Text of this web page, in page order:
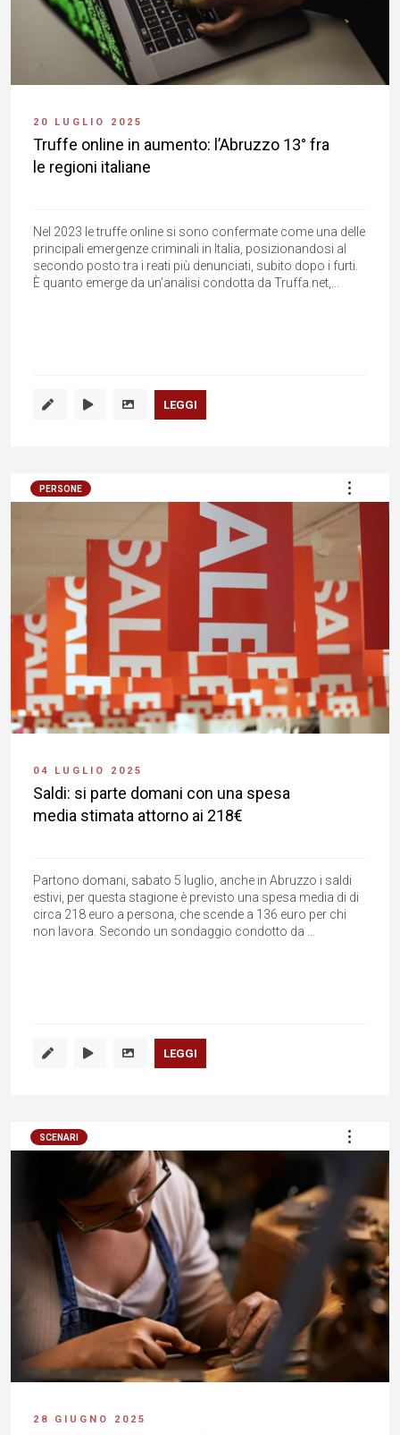
20 LUGLIO 2025
Truffe online in aumento: l’Abruzzo 13° fra
le regioni italiane
Nel 2023 le truffe online si sono confermate come una delle
principali emergenze criminali in Italia, posizionandosi al
secondo posto tra i reati più denunciati, subito dopo i furti.
È quanto emerge da un’analisi condotta da Truffa.net,...
LEGGI
PERSONE
04 LUGLIO 2025
Saldi: si parte domani con una spesa
media stimata attorno ai 218€
Partono domani, sabato 5 luglio, anche in Abruzzo i saldi
estivi, per questa stagione è previsto una spesa media di di
circa 218 euro a persona, che scende a 136 euro per chi
non lavora. Secondo un sondaggio condotto da ...
LEGGI
SCENARI
28 GIUGNO 2025